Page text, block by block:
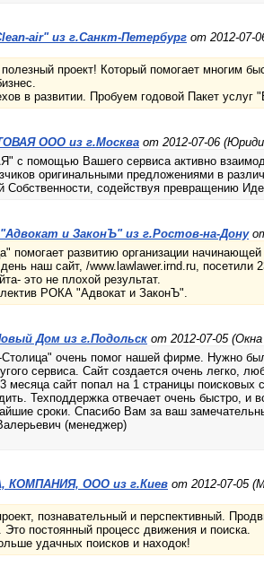
аir" из г.Санкт-Петербург от 2012-07-
проект! Который помогает многим
в развитии. Пробуем годовой Пакет услуг
ООО из г.Москва от 2012-07-06
помощью Вашего сервиса активно
оригинальными предложениями в
Собственности, содействуя превращению
и ЗаконЪ" из г.Ростов-на-Дону
помогает развитию организации
наш сайт, /www.lawlawer.irnd.ru,
это не плохой результат.
РОКА "Адвокат и ЗаконЪ".
Дом из г.Подольск от 2012-07-05 (Окна
Столица" очень помог нашей фирме. Нужно
сервиса. Сайт создается очень легко,
месяца сайт попал на 1 страницы
Техподдержка отвечает очень быстро, и
сроки. Спасибо Вам за ваш
(менеджер)
КОМПАНИЯ, ООО из г.Киев от 2012-07-05
познавательный и перспективный.
постоянный процесс движения и поиска.
удачных поисков и находок!